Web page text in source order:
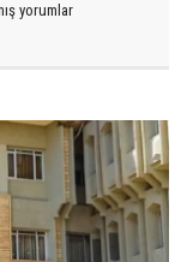
yorumlar